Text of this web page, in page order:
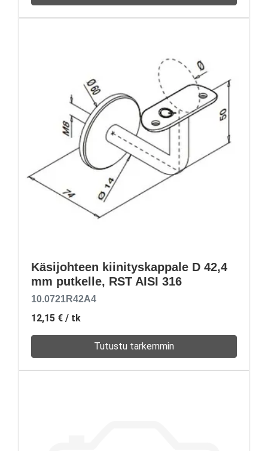
Käsijohteen kiinityskappale D 42,4
mm putkelle, RST AISI 316
10.0721R42A4
12,15 € / tk
Tutustu tarkemmin